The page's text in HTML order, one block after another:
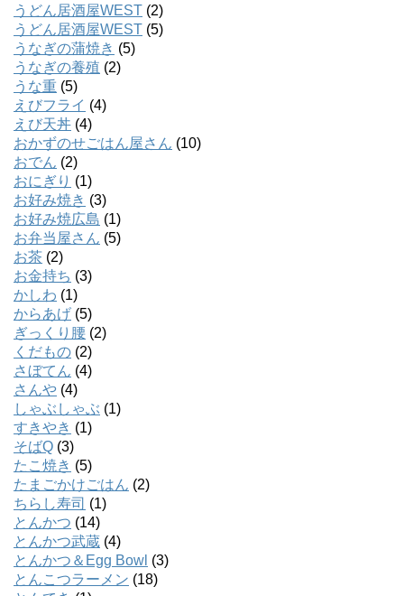
うどん居酒屋WEST (2)
うどん居酒屋WEST (5)
うなぎの蒲焼き (5)
うなぎの養殖 (2)
うな重 (5)
えびフライ (4)
えび天丼 (4)
おかずのせごはん屋さん (10)
おでん (2)
おにぎり (1)
お好み焼き (3)
お好み焼広島 (1)
お弁当屋さん (5)
お茶 (2)
お金持ち (3)
かしわ (1)
からあげ (5)
ぎっくり腰 (2)
くだもの (2)
さぼてん (4)
さんや (4)
しゃぶしゃぶ (1)
すきやき (1)
そばQ (3)
たこ焼き (5)
たまごかけごはん (2)
ちらし寿司 (1)
とんかつ (14)
とんかつ武蔵 (4)
とんかつ＆Egg Bowl (3)
とんこつラーメン (18)